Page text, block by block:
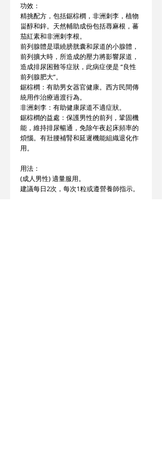
功效：
精挑配方，包括鋸棕櫚，非洲刺李，植物
甾醇和鋅。天然輔助成份包括蕁麻根，蕃
茄紅素和非洲刺李根。
前列腺體是環繞膀胱囊和尿道的小腺體，
前列擴大時，所造成的壓力將影響尿道，
造成排尿困難等症狀，此病症便是 “良性
前列腺肥大”。
鋸棕櫚：有助男女器官健康。西方民間傳
統用作治療過渡行為。
非洲刺李：有助健康尿道不適症狀。
鋸棕櫚的益處：保護男性的前列，鞏固機
能，維持排尿暢通，免除午夜起床頻率的
煩惱。有壯腰補腎和延遲機能組織退化作
用。
用法：
(成人男性) 適量服用。
建議每日2次，每次1粒或遵營養師指示。